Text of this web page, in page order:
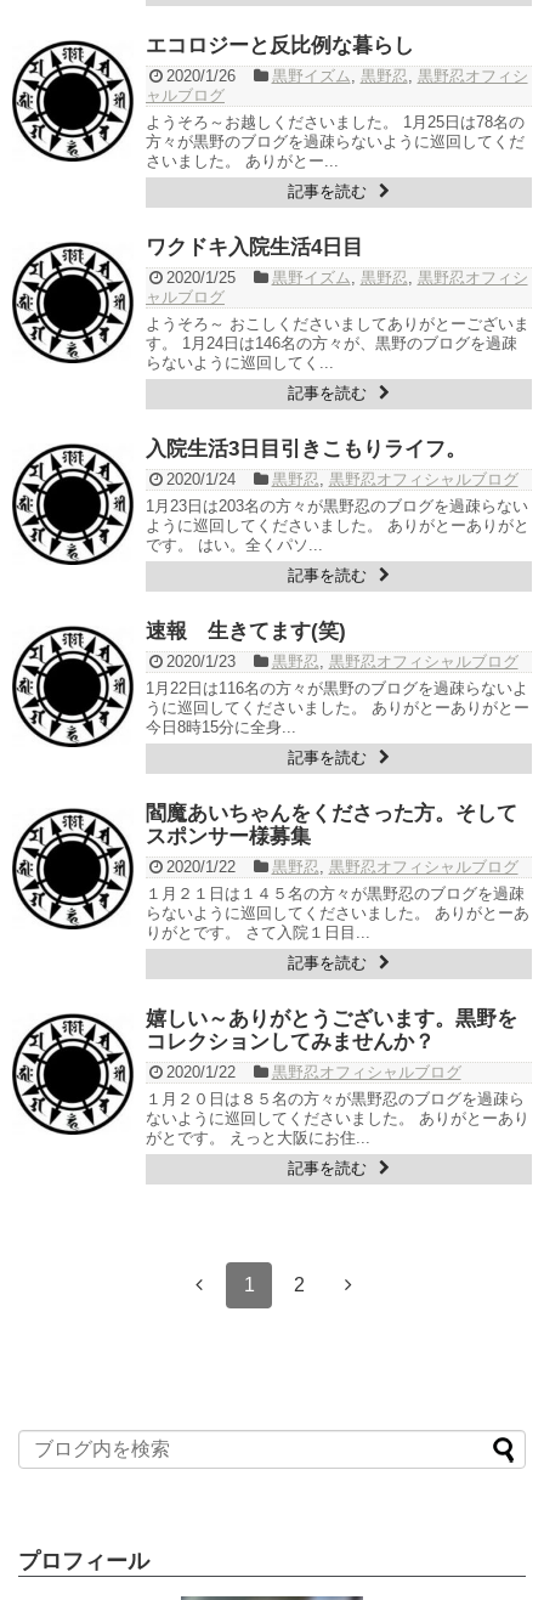
エコロジーと反比例な暮らし
2020/1/26 黒野イズム 黒野忍 黒野忍オフィシ
ャルブログ
ようそろ～お越しくださいました。 1月25日は78名の
方々が黒野のブログを過疎らないように巡回してくだ
さいました。 ありがとー...
記事を読む
ワクドキ入院生活4日目
2020/1/25 黒野イズム 黒野忍 黒野忍オフィシ
ャルブログ
ようそろ～ おこしくださいましてありがとーございま
す。 1月24日は146名の方々が、黒野のブログを過疎
らないように巡回してく...
記事を読む
入院生活3日目引きこもりライフ。
2020/1/24 黒野忍 黒野忍オフィシャルブログ
1月23日は203名の方々が黒野忍のブログを過疎らない
ように巡回してくださいました。 ありがとーありがと
です。 はい。全くパソ...
記事を読む
速報 生きてます(笑)
2020/1/23 黒野忍 黒野忍オフィシャルブログ
1月22日は116名の方々が黒野のブログを過疎らないよ
うに巡回してくださいました。 ありがとーありがとー
今日8時15分に全身...
記事を読む
閻魔あいちゃんをくださった方。そして
スポンサー様募集
2020/1/22 黒野忍 黒野忍オフィシャルブログ
１月２１日は１４５名の方々が黒野忍のブログを過疎
らないように巡回してくださいました。 ありがとーあ
りがとです。 さて入院１日目...
記事を読む
嬉しい～ありがとうございます。黒野を
コレクションしてみませんか？
2020/1/22
黒野忍オフィシャルブログ
１月２０日は８５名の方々が黒野忍のブログを過疎ら
ないように巡回してくださいました。 ありがとーあり
がとです。 えっと大阪にお住...
記事を読む
1 2
プロフィール